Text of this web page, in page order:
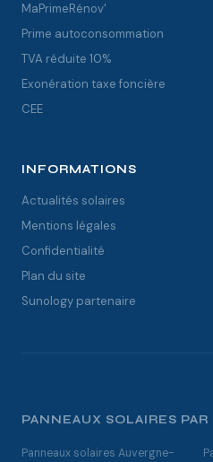
MaPrimeRénov'
Prime autoconsommation
TVA réduite 10%
Exonération taxe foncière
CEE
INFORMATIONS
Actualités solaires
Mentions légales
Confidentialité
Plan du site
Sunology partenaire
PANNEAUX SOLAIRES
Panneaux solaires Auvergne-